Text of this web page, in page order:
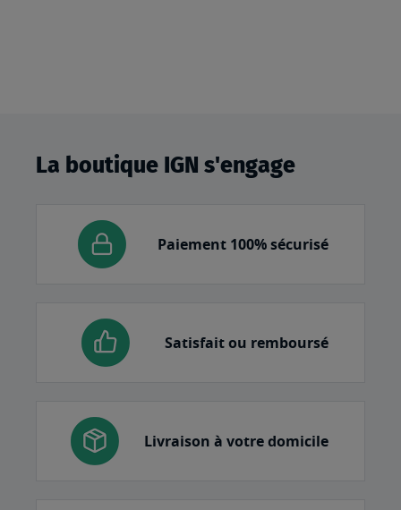
La boutique IGN s'engage
Paiement 100% sécurisé
Satisfait ou remboursé
Livraison à votre domicile